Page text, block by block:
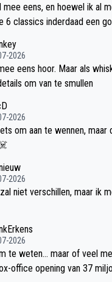
mee eens, en hoewel ik al
de 6 classics inderdaad een
2026
eens hoor. Maar als
om van te smullen
2026
om aan te wennen, maar
2026
niet verschillen, maar ik
2026
te weten... maar of veel
office opening van 37